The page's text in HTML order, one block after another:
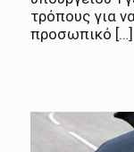
τρόπους για
προσωπικό […]